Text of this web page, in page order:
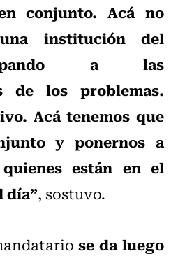
conjunto. Acá no
institución del
a las
de los problemas.
Acá tenemos que
y ponernos a
están en el
, sostuvo.
se da luego